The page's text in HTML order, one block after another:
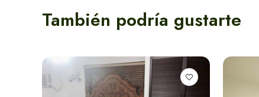
También podría gustarte